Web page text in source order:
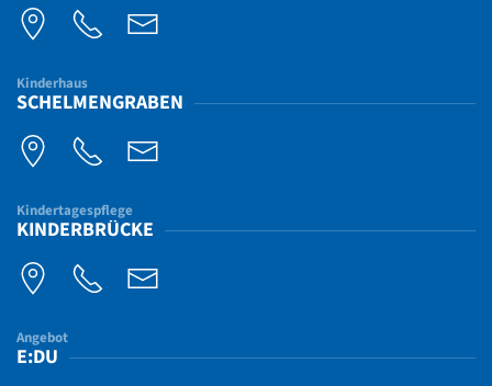
Kinderhaus
SCHELMENGRABEN
Kindertagespflege
KINDERBRÜCKE
Angebot
E:DU